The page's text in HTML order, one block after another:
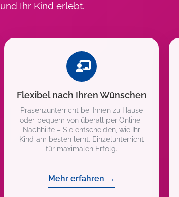
und Ihr Kind erlebt.
Flexibel nach Ihren Wünschen
Präsenzunterricht bei Ihnen zu Hause
oder bequem von überall per Online-
Nachhilfe – Sie entscheiden, wie Ihr
Kind am besten lernt. Einzelunterricht
für maximalen Erfolg.
Mehr erfahren →